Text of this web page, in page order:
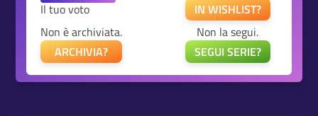
Il tuo voto
IN WISHLIST?
Non è archiviata.
ARCHIVIA?
Non la segui.
SEGUI SERIE?